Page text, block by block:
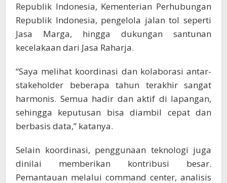
Republik Indonesia, Kementerian Perhubungan
Republik Indonesia, pengelola jalan tol seperti
Jasa Marga, hingga dukungan santunan
kecelakaan dari Jasa Raharja.
“Saya melihat koordinasi dan kolaborasi antar-
stakeholder beberapa tahun terakhir sangat
harmonis. Semua hadir dan aktif di lapangan,
sehingga keputusan bisa diambil cepat dan
berbasis data,” katanya.
Selain koordinasi, penggunaan teknologi juga
dinilai memberikan kontribusi besar.
Pemantauan melalui command center, analisis